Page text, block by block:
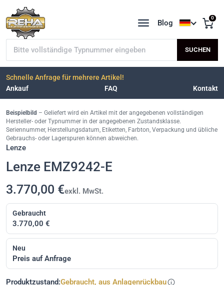
Typnummer suchen SUCHEN
Blog
Sprache
0
Schnelle Anfrage für mehrere Artikel!
Ankauf
FAQ Kontakt
Beispielbild – Geliefert wird ein Artikel mit der angegebenen vollständigen
Hersteller- oder Typnummer in der angegebenen Zustandsklasse.
Seriennummer, Herstellungsdatum, Etiketten, Farbton, Verpackung und übliche
Gebrauchs- oder Lagerspuren können abweichen.
Lenze
Lenze EMZ9242-E
3.770,00 €exkl. MwSt.
Gebraucht
3.770,00 €
Neu
Preis auf Anfrage
Produktzustand:Gebraucht, aus Anlagenrückbau